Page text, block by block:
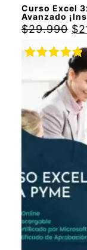
Curso Excel
Avanzado
$29.990 $
Valorado
con5.00de